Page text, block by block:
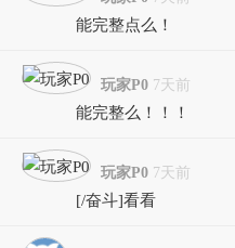
能完整点么！
玩家P0 7天前
能完整么！！！
玩家P0 7天前
[/奋斗]看看